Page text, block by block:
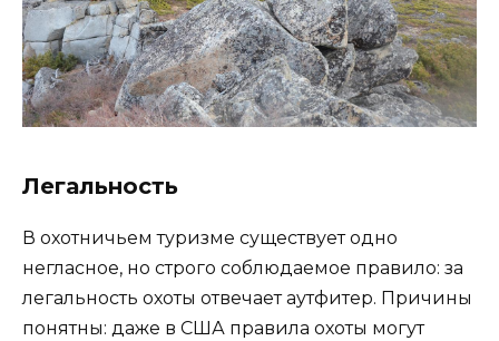
Легальность
В охотничьем туризме существует одно
негласное, но строго соблюдаемое правило: за
легальность охоты отвечает аутфитер. Причины
понятны: даже в США правила охоты могут